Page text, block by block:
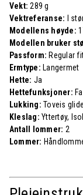
Vekt:289 g
Vektreferanse:
I
Modellens høyde:
Modellen bruker
Passform: Regular
Ermtype: Langermet
Hette: Ja
Hettefunksjoner:
Lukking:Toveis
Kleslag:Yttertøy,
Antall lommer: 2
Lommer: